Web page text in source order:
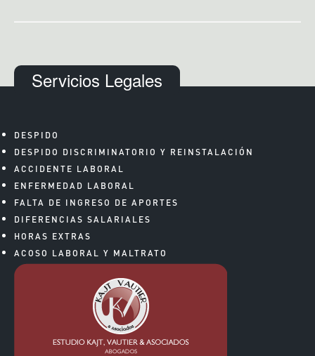
Servicios Legales
DESPIDO
DESPIDO DISCRIMINATORIO Y REINSTALACIÓN
ACCIDENTE LABORAL
ENFERMEDAD LABORAL
FALTA DE INGRESO DE APORTES
DIFERENCIAS SALARIALES
HORAS EXTRAS
ACOSO LABORAL Y MALTRATO